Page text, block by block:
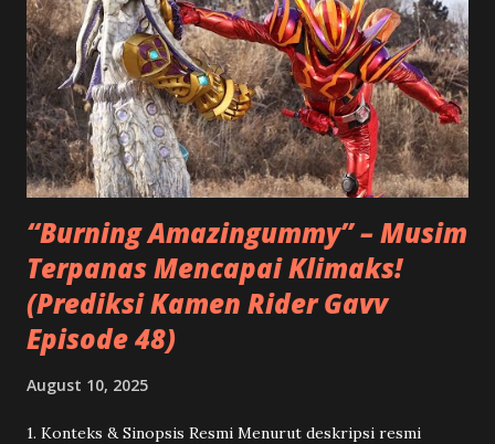
bertemu Kenji (Yoshioka Mutsuo), seorang pengrajin
wagashi berbakat… yang ternyata adalah Granute ,
antagonis yang selama ini diburu Hanto karena menculik
ibunya. Hanto (Hino Yusuke) yang selama ini menghidupi
dirinya dengan semangat balas dendam mendadak goyah,
apalagi ketika melihat Kenji mendapat tempat sebagai
sosok ayah kedua...
“Burning Amazingummy” – Musim
Terpanas Mencapai Klimaks!
(Prediksi Kamen Rider Gavv
Episode 48)
August 10, 2025
1. Konteks & Sinopsis Resmi Menurut deskripsi resmi